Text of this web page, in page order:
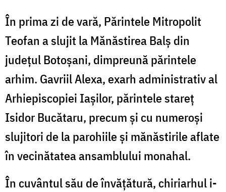
În prima zi de vară, Părintele Mitropolit
Teofan a slujit la Mănăstirea Balș din
județul Botoșani, dimpreună părintele
arhim. Gavriil Alexa, exarh administrativ al
Arhiepiscopiei Iașilor, părintele stareț
Isidor Bucătaru, precum și cu numeroși
slujitori de la parohiile și mănăstirile aflate
în vecinătatea ansamblului monahal.
În cuvântul său de învățătură, chiriarhul i-